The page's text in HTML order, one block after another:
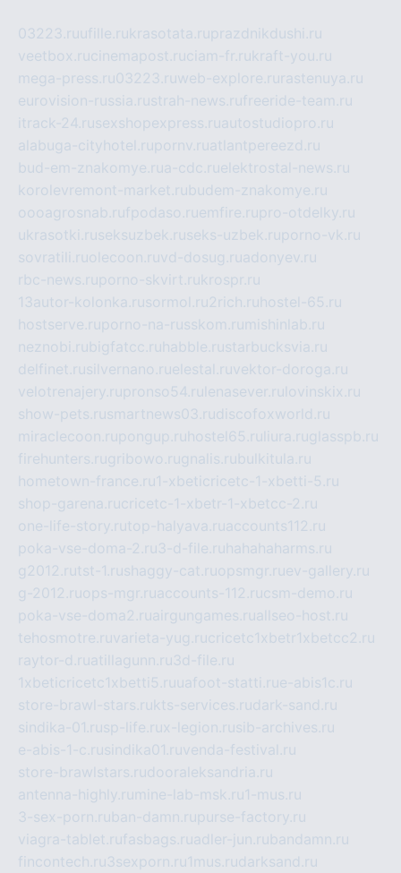
03223.ruufille.rukrasotata.ruprazdnikdushi.ru
veetbox.rucinemapost.ruciam-fr.rukraft-you.ru
mega-press.ru03223.ruweb-explore.ru rastenuya.ru
eurovision-russia.rustrah-news.rufreeride-team.ru
itrack-24.rusexshopexpress.ruautostudiopro.ru
alabuga-cityhotel.rupornv.ruatlantpereezd.ru
bud-em-znakomye.rua-cdc.ruelektrostal-news.ru
korolevremont-market.rubudem-znakomye.ru
oooagrosnab.rufpodaso.ruemfire.rupro-otdelky.ru
ukrasotki.ruseksuzbek.ruseks-uzbek.ruporno-vk.ru
sovratili.ruolecoon.ruvd-dosug.ruadonyev.ru
rbc-news.ruporno-skvirt.rukrospr.ru
13autor-kolonka.rusormol.ru2rich.ru hostel-65.ru
hostserve.ruporno-na-russkom.ru mishinlab.ru
neznobi.rubigfatcc.ru habble.rustarbucksvia.ru
delfinet.rusilvernano.ruelestal.ruvektor-doroga.ru
velotrenajery.rupronso54.ru lenasever.ru lovinskix.ru
show-pets.rusmartnews03.rudiscofoxworld.ru
miraclecoon.rupongup.ru hostel65.ru liura.ruglasspb.ru
firehunters.rugribowo.rugnalis.rubulkitula.ru
hometown-france.ru1-xbeticricetc-1-xbetti-5.ru
shop-garena.rucricetc-1-xbetr-1-xbetcc-2.ru
one-life-story.rutop-halyava.ruaccounts112.ru
poka-vse-doma-2.ru3-d-file.ru hahahaharms.ru
g2012.rutst-1.rushaggy-cat.ruopsmgr.ruev-gallery.ru
g-2012.ruops-mgr.ruaccounts-112.rucsm-demo.ru
poka-vse-doma2.ruairgungames.ruallseo-host.ru
tehosmotre.ruvarieta-yug.rucricetc1xbetr1xbetcc2.ru
raytor-d.ruatillagunn.ru3d-file.ru
1xbeticricetc1xbetti5.ruuafoot-statti.rue-abis1c.ru
store-brawl-stars.rukts-services.rudark-sand.ru
sindika-01.rusp-life.rux-legion.rusib-archives.ru
e-abis-1-c.rusindika01.ruvenda-festival.ru
store-brawlstars.rudooraleksandria.ru
antenna-highly.ru mine-lab-msk.ru1-mus.ru
3-sex-porn.ruban-damn.rupurse-factory.ru
viagra-tablet.rufasbags.ruadler-jun.rubandamn.ru
fincontech.ru3sexporn.ru1mus.rudarksand.ru